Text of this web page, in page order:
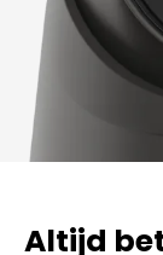
Altijd